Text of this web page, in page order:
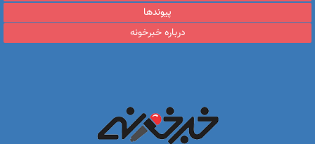
پیوندها
درباره خبرخونه